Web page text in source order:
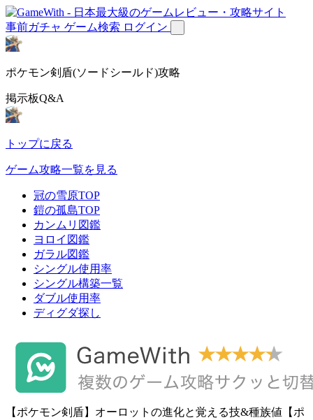
事前ガチャ ゲーム検索 ログイン
ポケモン剣盾(ソードシールド)攻略
掲示板Q&A
トップに戻る
ゲーム攻略一覧を見る
冠の雪原TOP
鎧の孤島TOP
カンムリ図鑑
ヨロイ図鑑
ガラル図鑑
シングル使用率
シングル構築一覧
ダブル使用率
ディグダ探し
【ポケモン剣盾】オーロットの進化と覚える技&種族値【ポ